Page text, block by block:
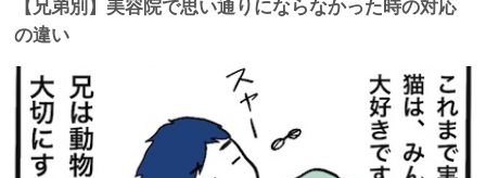
【兄弟別】美容院で思い通りにならなかった時の対応
の違い